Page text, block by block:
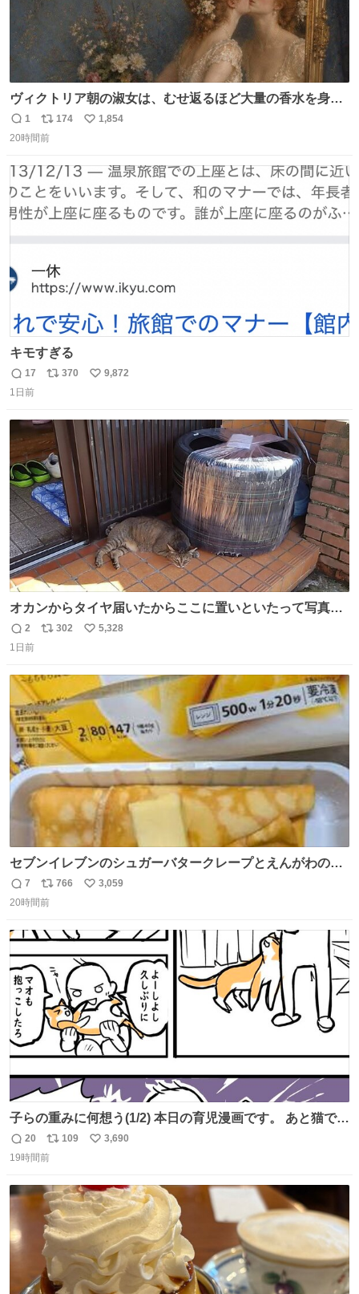
ヴィクトリア朝の淑女は、むせ返るほど大量の香水を身に
つけるものではないとされていた。それでも香水は、髪や
肌の手入れと同じくらい、ヴィクトリア朝の女性達の美容
が知る香水よりも単純な組成で、その大部分は薔薇、菫、
ベルガモット、
返
信
1
リ
ポ
ト
数
174
い
数
1,854
20時間前
キモすぎる
返
信
17
リ
ト
数
370
い
数
9,872
1日前
オカンからタイヤ届いたからここに置いといたって写真送
られてきたけど明らかに猫が邪魔くさそうな顔してて草
返
信
2
リ
ト
数
302
い
数
5,328
1日前
セブンイレブンのシュガーバタークレープとえんがわの寿
司を探している人へ！ シュガーバタークレープは目黒、品
川、蒲田、渋谷、川崎、横浜、鶴見、九州の一部エリア限
ころ少ないですが見つけたら即買いです🤩❣️
返
信
7
リ
ポ
ト
数
766
い
数
3,059
20時間前
子らの重みに何想う(1/2) 本日の育児漫画です。 あと猫で
す。
返
信
20
リ
ポ
ト
数
109
い
数
3,690
19時間前